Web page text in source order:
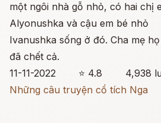
một ngôi nhà gỗ nhỏ, có hai chị
Alyonushka và cậu em bé nhỏ
Ivanushka sống ở đó. Cha mẹ
đã chết cả.
11-11-2022
⭐ 4.8
4,938
Những câu truyện cổ tích Nga